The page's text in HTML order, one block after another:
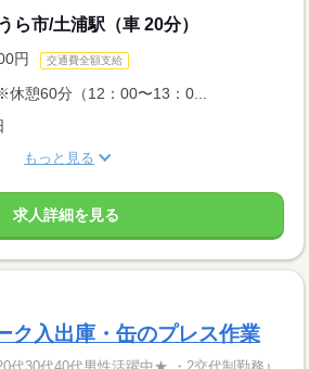
ら市/土浦駅（車 20分）
円 交通費全額支給
憩60分（12：00〜13：0...
もっと見る
求人詳細を見る
ク入出庫・缶のプレス作業